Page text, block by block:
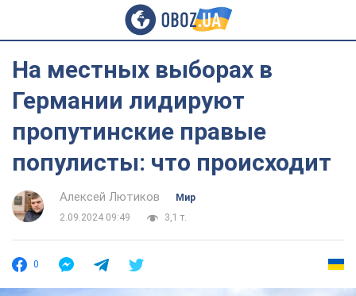
На местных выборах в
Германии лидируют
пропутинские правые
популисты: что происходит
Алексей Лютиков
Мир
2.09.2024 09:49
3,1 т.
0